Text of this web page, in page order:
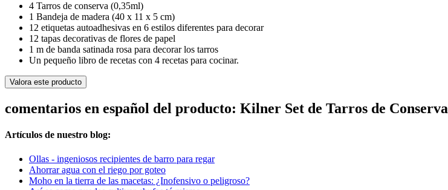
4 Tarros de conserva (0,35ml)
1 Bandeja de madera (40 x 11 x 5 cm)
12 etiquetas autoadhesivas en 6 estilos diferentes para decorar
12 tapas decorativas de flores de papel
1 m de banda satinada rosa para decorar los tarros
Un pequeño libro de recetas con 4 recetas para cocinar.
Valora este producto
comentarios en español del producto: Kilner Set de Tarros de Conserva
Artículos de nuestro blog:
Ollas - ingeniosos recipientes de barro para regar
Ahorrar agua con el riego por goteo
Moho en la tierra de las macetas: ¿Inofensivo o peligroso?